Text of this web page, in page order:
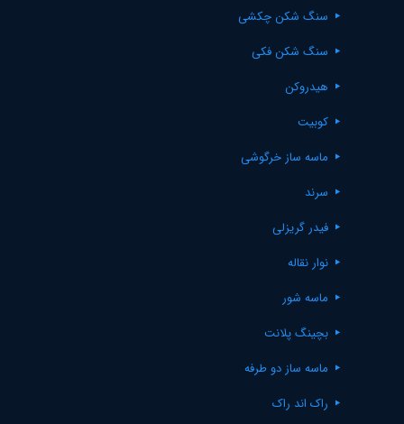
سنگ شکن چکشی
سنگ شکن فکی
هیدروکن
کوبیت
ماسه ساز خرگوشی
سرند
فیدر گریزلی
نوار نقاله
ماسه شور
بچینگ پلانت
ماسه ساز دو طرفه
راک اند راک